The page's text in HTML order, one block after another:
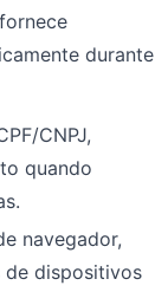
durante
CNPJ,
quando
navegador,
de dispositivos